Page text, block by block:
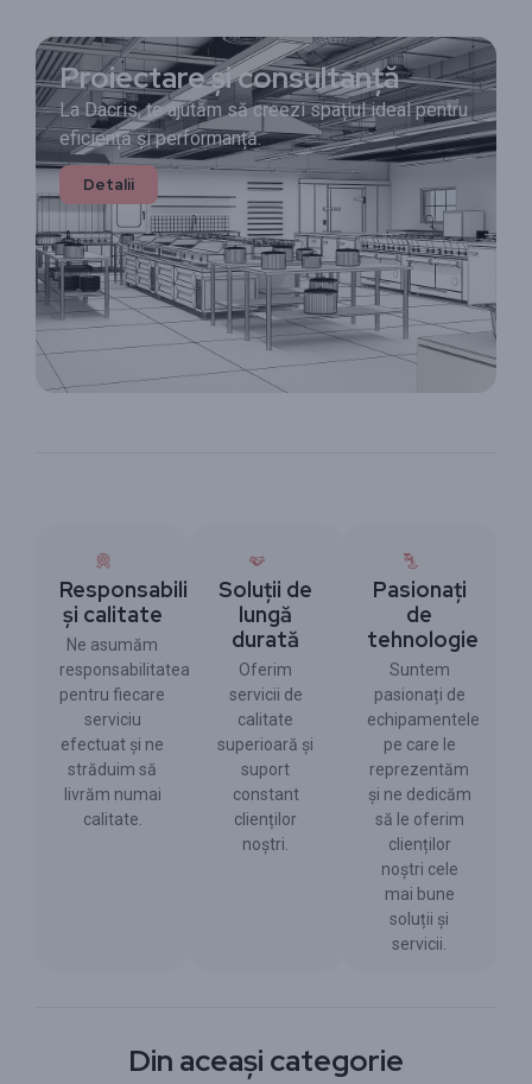
Proiectare și consultanță
La Dacris, te ajutăm să creezi spațiul ideal pentru
eficiență și performanță.
Detalii
Responsabilitate
și calitate
Ne asumăm
responsabilitatea
pentru fiecare
serviciu
efectuat și ne
străduim să
livrăm numai
calitate.
Soluții de
lungă
durată
Oferim
servicii de
calitate
superioară și
suport
constant
clienților
noștri.
Pasionați
de
tehnologie
Suntem
pasionați de
echipamentele
pe care le
reprezentăm
și ne dedicăm
să le oferim
clienților
noștri cele
mai bune
soluții și
servicii.
Din aceași categorie